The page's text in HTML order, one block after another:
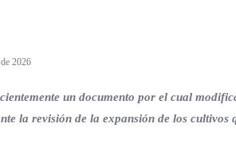
2026
un documento por el cual
la revisión de la expansión de los